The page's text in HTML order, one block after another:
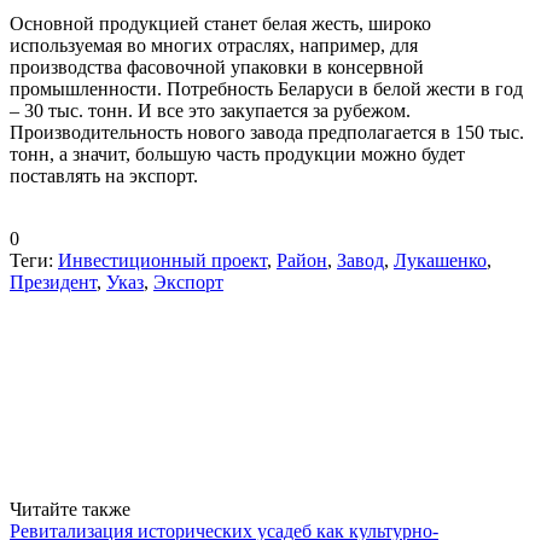
Основной продукцией станет белая жесть, широко
используемая во многих отраслях, например, для
производства фасовочной упаковки в консервной
промышленности. Потребность Беларуси в белой жести в год
– 30 тыс. тонн. И все это закупается за рубежом.
Производительность нового завода предполагается в 150 тыс.
тонн, а значит, большую часть продукции можно будет
поставлять на экспорт.
0
Теги: Инвестиционный проект, Район, Завод, Лукашенко,
Президент, Указ, Экспорт
Читайте также
Ревитализация исторических усадеб как культурно-